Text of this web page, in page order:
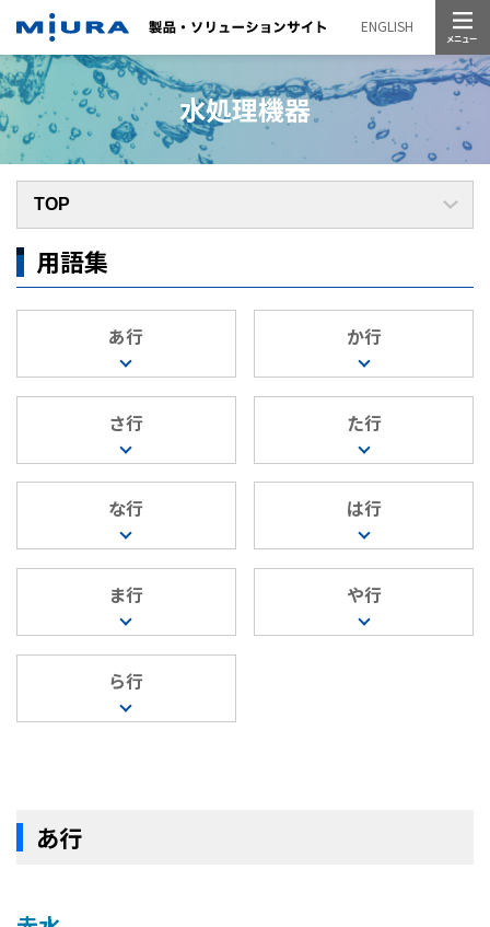
ENGLISH
水処理機器
用語集
あ行 か行
さ行 た行
な行 は行
ま行 や行
ら行
あ行